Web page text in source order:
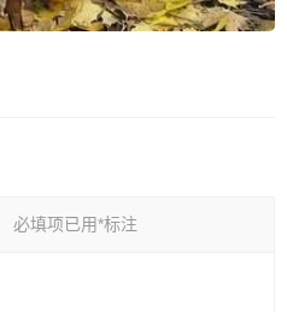
必填项已用*标注